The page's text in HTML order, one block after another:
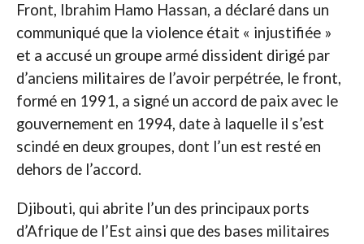
Front, Ibrahim Hamo Hassan, a déclaré dans un
communiqué que la violence était « injustifiée »
et a accusé un groupe armé dissident dirigé par
d’anciens militaires de l’avoir perpétrée, le front,
formé en 1991, a signé un accord de paix avec le
gouvernement en 1994, date à laquelle il s’est
scindé en deux groupes, dont l’un est resté en
dehors de l’accord.
Djibouti, qui abrite l’un des principaux ports
d’Afrique de l’Est ainsi que des bases militaires